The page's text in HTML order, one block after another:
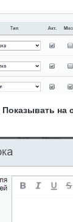
Показывать на